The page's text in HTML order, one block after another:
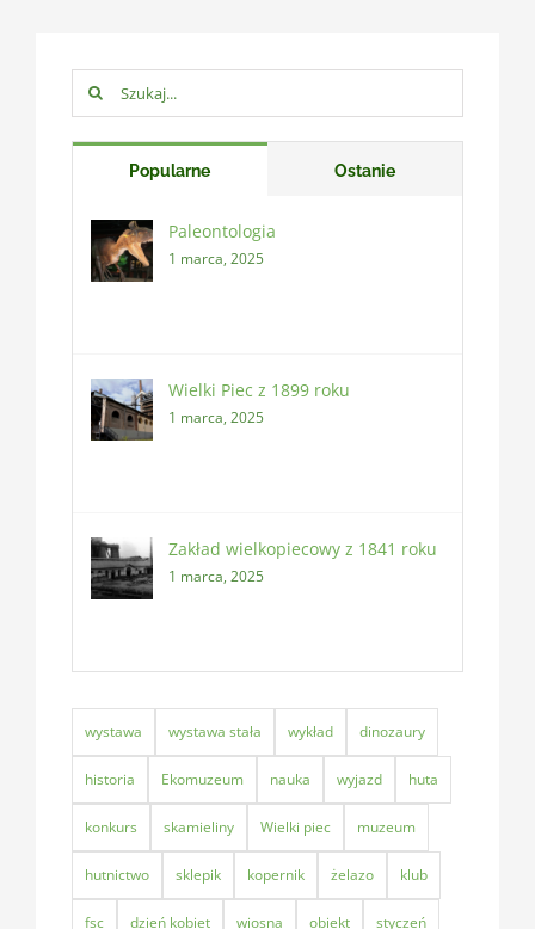
Szukaj:
Popularne Ostanie
Paleontologia
1 marca, 2025
Wielki Piec z 1899 roku
1 marca, 2025
Zakład wielkopiecowy z 1841 roku
1 marca, 2025
wystawa wystawa stała wykład dinozaury
historia Ekomuzeum nauka wyjazd huta
konkurs skamieliny Wielki piec muzeum
hutnictwo sklepik kopernik żelazo klub
fsc dzień kobiet wiosna obiekt styczeń